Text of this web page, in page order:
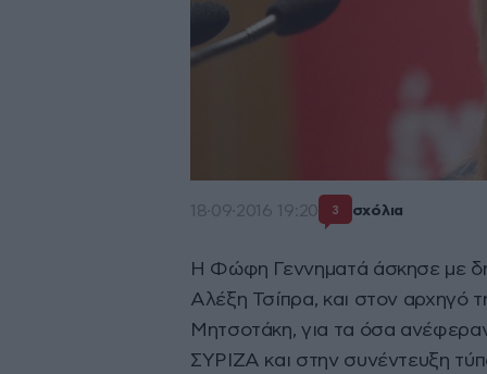
18·09·2016 19:20 3 σχόλια
Η Φώφη Γεννηματά άσκησε με
Αλέξη Τσίπρα, και στον αρχηγό
Μητσοτάκη, για τα όσα
ΣΥΡΙΖΑ και στην συνέντευξη